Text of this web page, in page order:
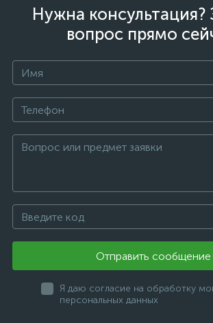
Нужна консультация?
вопрос прямо
Отправить сообщение
Я даю согласие на обработку
персональных данных